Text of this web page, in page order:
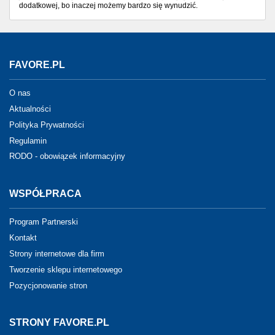
dodatkowej, bo inaczej możemy bardzo się wynudzić.
FAVORE.PL
O nas
Aktualności
Polityka Prywatności
Regulamin
RODO - obowiązek informacyjny
WSPÓŁPRACA
Program Partnerski
Kontakt
Strony internetowe dla firm
Tworzenie sklepu internetowego
Pozycjonowanie stron
STRONY FAVORE.PL